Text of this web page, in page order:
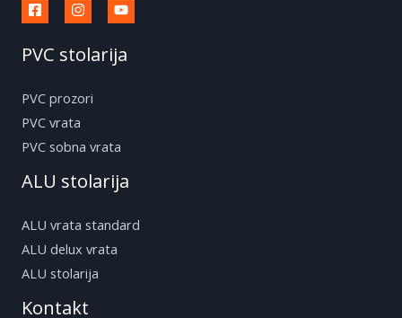
PVC stolarija
PVC prozori
PVC vrata
PVC sobna vrata
ALU stolarija
ALU vrata standard
ALU delux vrata
ALU stolarija
Kontakt